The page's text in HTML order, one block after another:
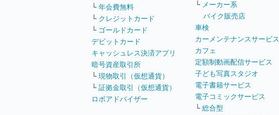
└ 年会費無料
└ クレジットカード
└ ゴールドカード
デビットカード
キャッシュレス決済アプリ
暗号資産取引所
└ 現物取引（仮想通貨）
└ 証拠金取引（仮想通貨）
ロボアドバイザー
└ メーカー系
バイク販売店
車検
カーメンテナンスサービス
カフェ
定額制動画配信サービス
子ども写真スタジオ
電子書籍サービス
電子コミックサービス
└ 総合型